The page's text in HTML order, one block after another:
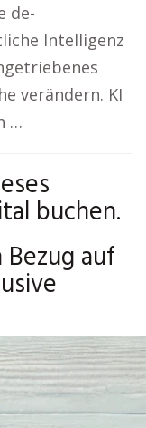
de-
Intelligenz
verändern. KI
…
buchen.
auf